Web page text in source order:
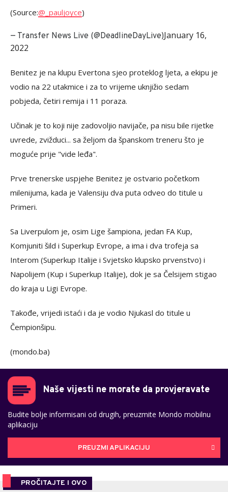
(Source:@_pauljoyce)
— Transfer News Live (@DeadlineDayLive)January 16,
2022
Benitez je na klupu Evertona sjeo proteklog ljeta, a ekipu je
vodio na 22 utakmice i za to vrijeme uknjižio sedam
pobjeda, četiri remija i 11 poraza.
Učinak je to koji nije zadovoljio navijače, pa nisu bile rijetke
uvrede, zvižduci... sa željom da španskom treneru što je
moguće prije "vide leđa".
Prve trenerske uspjehe Benitez je ostvario početkom
milenijuma, kada je Valensiju dva puta odveo do titule u
Primeri.
Sa Liverpulom je, osim Lige šampiona, jedan FA Kup,
Komjuniti šild i Superkup Evrope, a ima i dva trofeja sa
Interom (Superkup Italije i Svjetsko klupsko prvenstvo) i
Napolijem (Kup i Superkup Italije), dok je sa Čelsijem stigao
do kraja u Ligi Evrope.
Takođe, vrijedi istaći i da je vodio Njukasl do titule u
Čempionšipu.
(mondo.ba)
Naše vijesti ne morate da provjeravate
Budite bolje informisani od drugih, preuzmite Mondo mobilnu
aplikaciju
PREUZMI APLIKACIJU
PROČITAJTE I OVO